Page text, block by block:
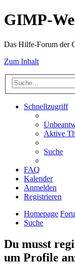
GIMP-
Das Hilfe-Forum der
Zum Inhalt
Schnellzugriff
Aktive
Suche
FAQ
Kalender
Anmelden
Registrieren
Homepage
Suche
Du musst
um Profile